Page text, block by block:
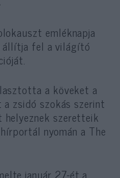
emléknapja
fel a világító
a köveket a
zsidó szokás szerint
helyeznek szeretteik
nyomán a The
január 27-ét a